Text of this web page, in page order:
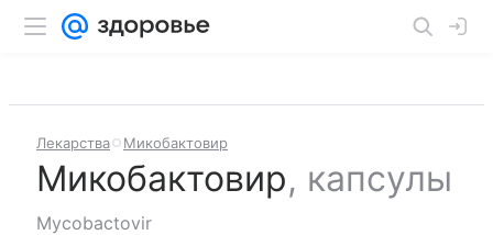
Лекарства Микобактовир
Микобактовир, капсулы
Mycobactovir